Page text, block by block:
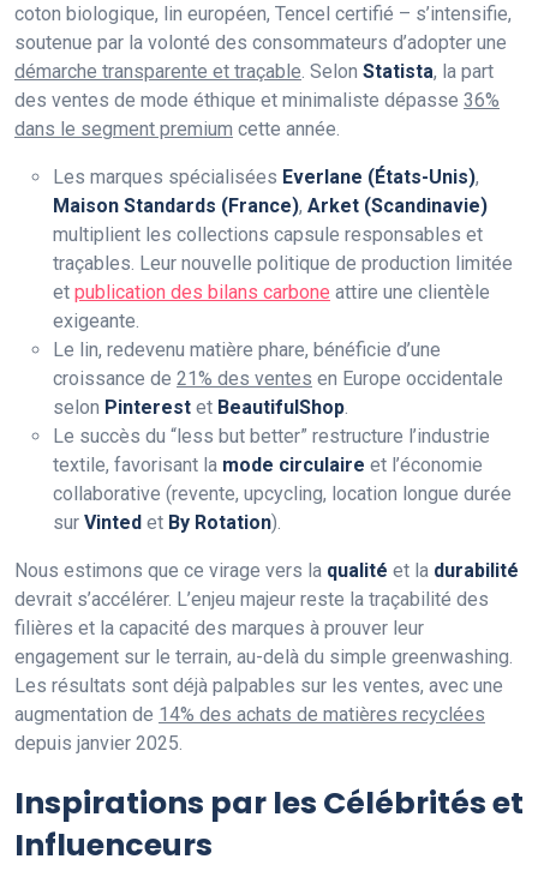
coton biologique, lin européen, Tencel certifié – s’intensifie,
soutenue par la volonté des consommateurs d’adopter une
démarche transparente et traçable . Selon Statista, la part
des ventes de mode éthique et minimaliste dépasse 36%
dans le segment premium cette année.
Les marques spécialisées Everlane (États-Unis),
Maison Standards (France), Arket (Scandinavie)
multiplient les collections capsule responsables et
traçables. Leur nouvelle politique de production limitée
et publication des bilans carbone attire une clientèle
exigeante.
Le lin, redevenu matière phare, bénéficie d’une
croissance de 21% des ventes en Europe occidentale
selon Pinterest et BeautifulShop
Le succès du “less but better” restructure l’industrie
textile, favorisant la mode circulaire et l’économie
collaborative (revente, upcycling, location longue durée
sur Vinted et By Rotation).
Nous estimons que ce virage vers la qualité et la durabilité
devrait s’accélérer. L’enjeu majeur reste la traçabilité des
filières et la capacité des marques à prouver leur
engagement sur le terrain, au-delà du simple greenwashing.
Les résultats sont déjà palpables sur les ventes, avec une
augmentation de 14% des achats de matières recyclées
depuis janvier 2025.
Inspirations par les Célébrités et
Influenceurs